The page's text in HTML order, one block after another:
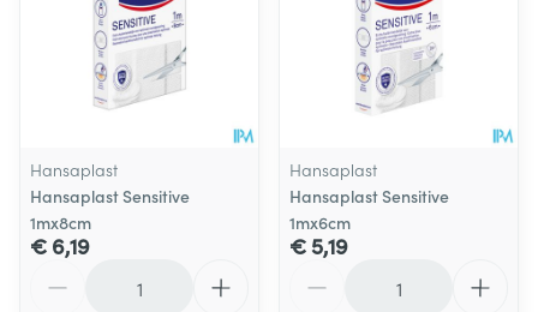
Hansaplast
Hansaplast Sensitive
1mx8cm
€ 6,19
Hansaplast
Hansaplast Sensitive
1mx6cm
€ 5,19